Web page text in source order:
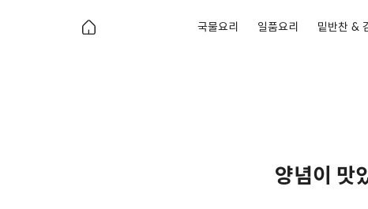
국물요리 일품요리 밑반찬 &
양념이 맛